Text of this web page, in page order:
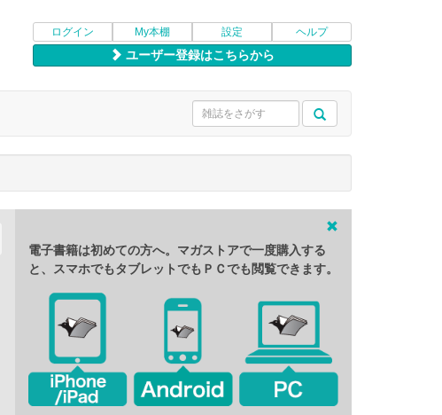
ログイン My本棚 設定 ヘルプ
ユーザー登録はこちらから
電子書籍は初めての方へ。マガストアで一度購入する
と、スマホでもタブレットでもＰＣでも閲覧できます。